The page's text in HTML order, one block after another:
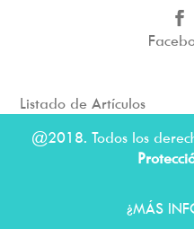
¿MÁS
Listado de Artículos
@2018. Todos los